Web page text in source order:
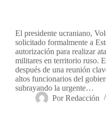
El presidente ucraniano,
solicitado formalmente a
autorización para realizar
militares en territorio ruso.
después de una reunión
altos funcionarios del
subrayando la urgente…
Por Redacción